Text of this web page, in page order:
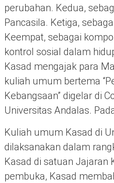
perubahan. Kedua,
Pancasila. Ketiga,
Keempat, sebagai
kontrol sosial dalam
Kasad mengajak para
kuliah umum bertema
Kebangsaan” digelar di
Universitas Andalas.
Kuliah umum Kasad di
dilaksanakan dalam
Kasad di satuan Jajaran
pembuka, Kasad